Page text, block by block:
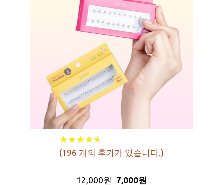
★★★★★
★★★★★
(196 개의 후기가 있습니다.)
12,000원 7,000원